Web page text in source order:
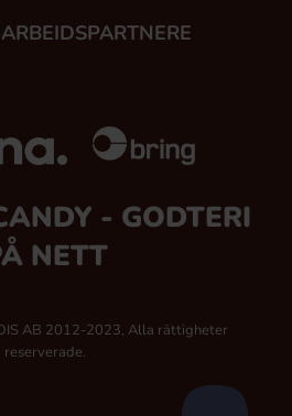
- GODTERI
NETT
AB 2012-2023, Alla rättigheter
reserverade.